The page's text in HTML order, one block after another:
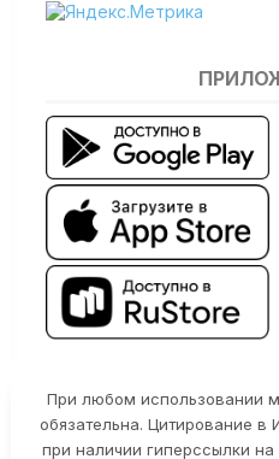
При любом использовании
обязательна. Цитирование в
при наличии гиперссылки